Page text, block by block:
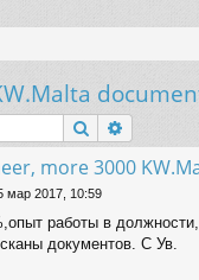
Поиск
more 3000
мар 2017, 10:59
работы в
документов. С Ув.